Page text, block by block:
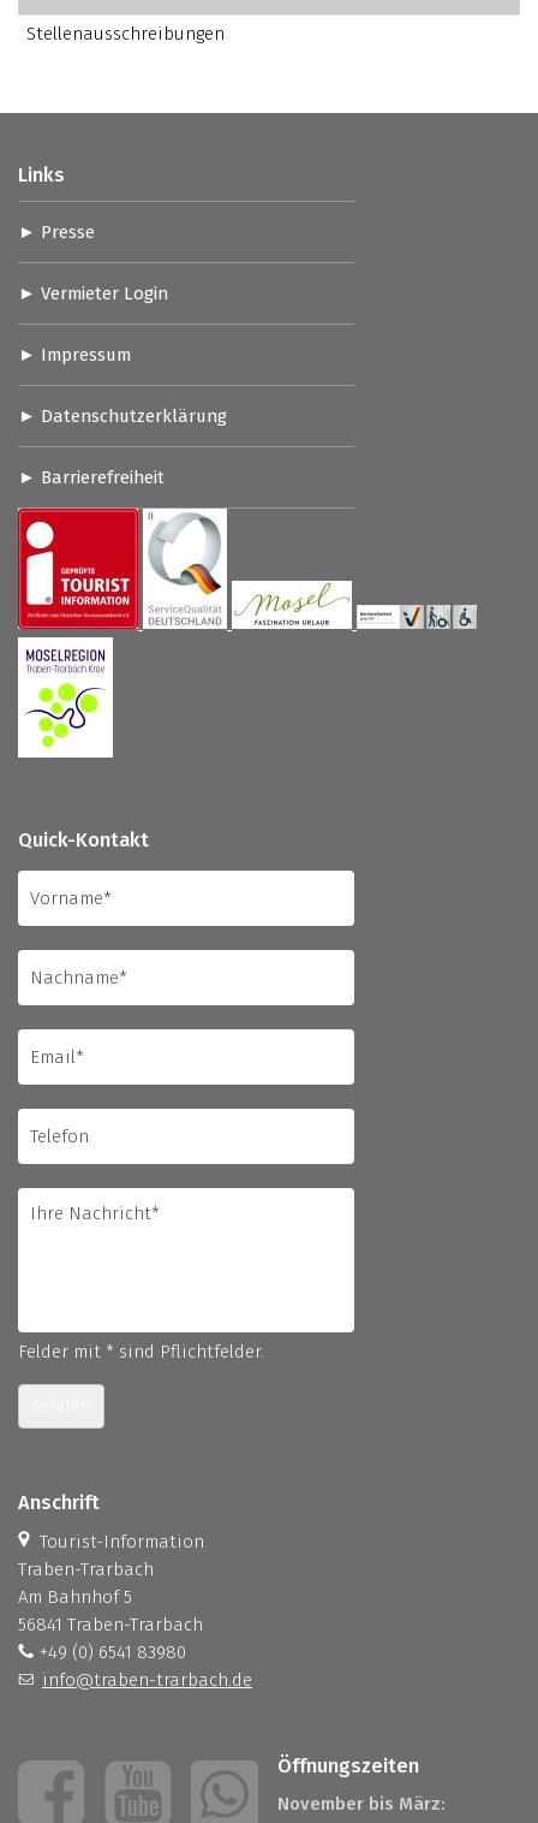
Stellenausschreibungen
Links
Presse
Vermieter Login
Impressum
Datenschutzerklärung
Barrierefreiheit
Quick-Kontakt
Felder mit * sind Pflichtfelder.
Anschrift
Tourist-Information
Traben-Trarbach
Am Bahnhof 5
56841 Traben-Trarbach
+49 (0) 6541 83980
info@traben-trarbach.de
Öffnungszeiten
November bis März: